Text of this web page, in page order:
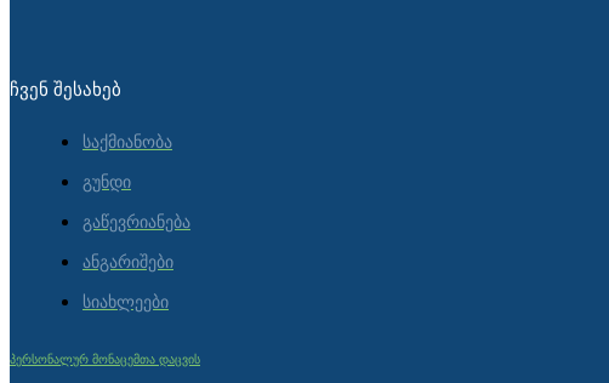
ᲩᲕᲔᲜ ᲨᲔᲡᲐᲮᲔᲑ
საქმიანობა
გუნდი
გაწევრიანება
ანგარიშები
სიახლეები
პერსონალურ მონაცემთა დაცვის